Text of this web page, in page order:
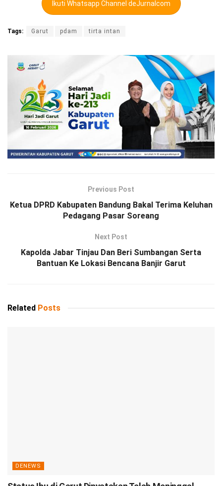
Ikuti Whatsapp Channel deJurnalcom
Tags: Garut pdam tirta intan
Previous Post
Ketua DPRD Kabupaten Bandung Bakal Terima Keluhan
Pedagang Pasar Soreang
Next Post
Kapolda Jabar Tinjau Dan Beri Sumbangan Serta
Bantuan Ke Lokasi Bencana Banjir Garut
Related Posts
DENEWS